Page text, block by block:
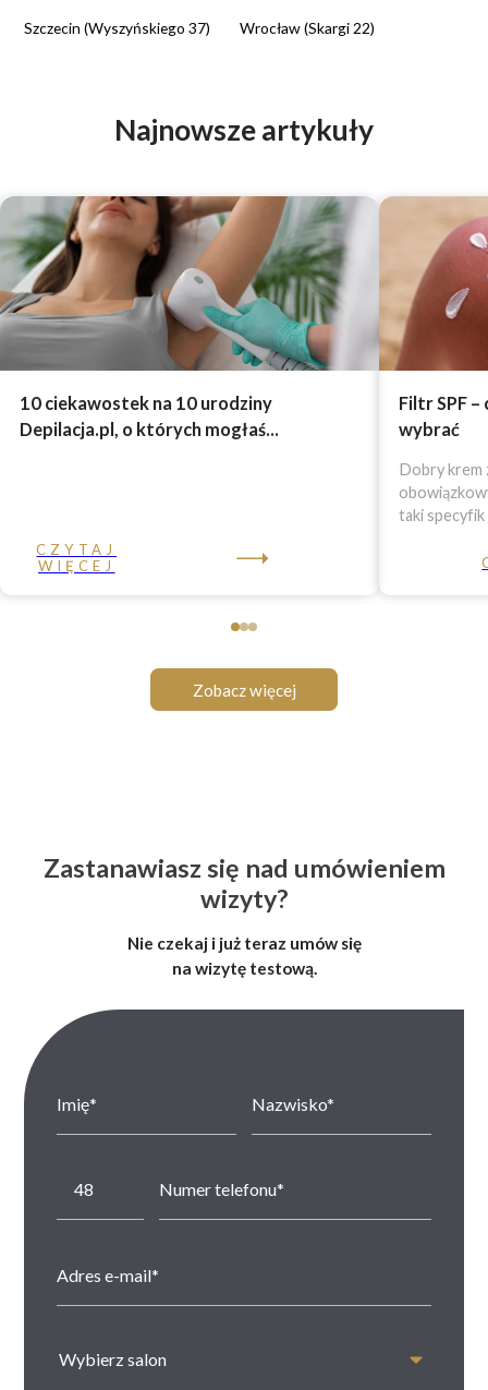
Szczecin (Wyszyńskiego 37) Wrocław (Skargi 22)
Najnowsze artykuły
10 ciekawostek na 10 urodziny
Depilacja.pl, o których mogłaś...
CZYTAJ
WIĘCEJ
Filtr SPF
wybrać
Dobry krem
taki specyfik
Zobacz więcej
Zastanawiasz się nad umówieniem
wizyty?
Nie czekaj i już teraz umów się
na wizytę testową.
Wybierz salon